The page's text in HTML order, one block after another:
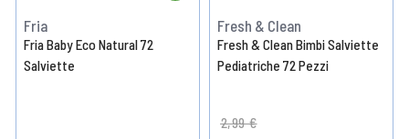
Fria
Fria Baby Eco Natural 72
Salviette
Fresh & Clean
Fresh & Clean Bimbi Salviette
Pediatriche 72 Pezzi
Price reduced from
2,99 €to